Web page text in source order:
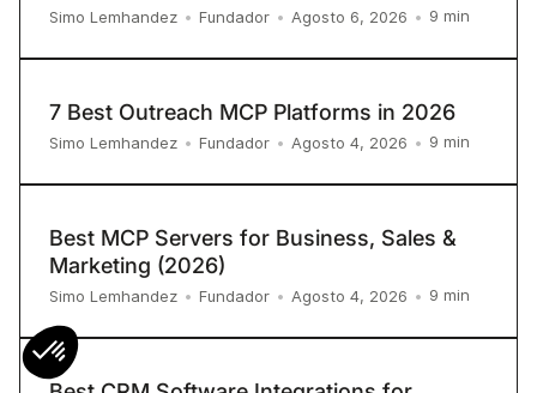
Simo Lemhandez • Fundador • Agosto 6, 2026 • 9 min
7 Best Outreach MCP Platforms in 2026
Simo Lemhandez • Fundador • Agosto 4, 2026 • 9 min
Best MCP Servers for Business, Sales &
Marketing (2026)
Simo Lemhandez • Fundador • Agosto 4, 2026 • 9 min